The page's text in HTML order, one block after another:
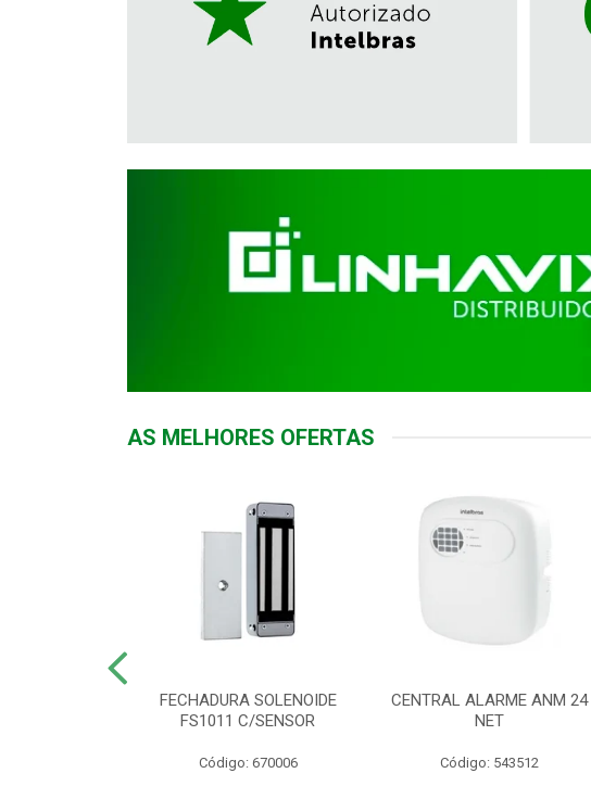
AS MELHORES OFERTAS
FECHADURA SOLENOIDE
FS1011 C/SENSOR
Código: 670006
CENTRAL ALARME ANM 24
NET
Código: 543512